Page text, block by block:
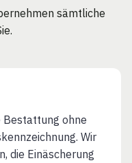
sämtliche
Bestattung ohne
Wir
die Einäscherung